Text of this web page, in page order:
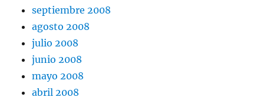
septiembre 2008
agosto 2008
julio 2008
junio 2008
mayo 2008
abril 2008